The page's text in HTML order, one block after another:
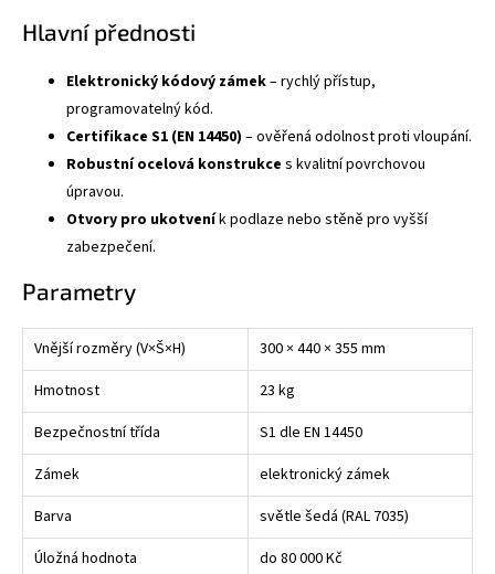
Hlavní přednosti
Elektronický kódový zámek– rychlý přístup,
programovatelný kód.
Certifikace S1 (EN 14450) – ověřená odolnost proti vloupání.
Robustní ocelová konstrukce s kvalitní povrchovou
úpravou.
Otvory pro ukotveník podlaze nebo stěně pro vyšší
zabezpečení.
Parametry
Vnější rozměry (V×Š×H)
300 × 440 × 355 mm
Hmotnost
23 kg
Bezpečnostní třída
S1 dle EN 14450
Zámek
elektronický zámek
Barva
světle šedá (RAL 7035)
Úložná hodnota
do 80 000 Kč